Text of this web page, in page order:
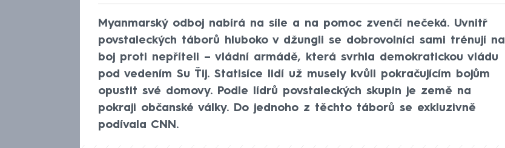
Myanmarský odboj nabírá na síle a na pomoc zvenčí nečeká. Uvnitř
povstaleckých táborů hluboko v džungli se dobrovolníci sami trénují na
boj proti nepříteli – vládní armádě, která svrhla demokratickou vládu
pod vedením Su Ťij. Statisíce lidí už musely kvůli pokračujícím bojům
opustit své domovy. Podle lídrů povstaleckých skupin je země na
pokraji občanské války. Do jednoho z těchto táborů se exkluzivně
podívala CNN.